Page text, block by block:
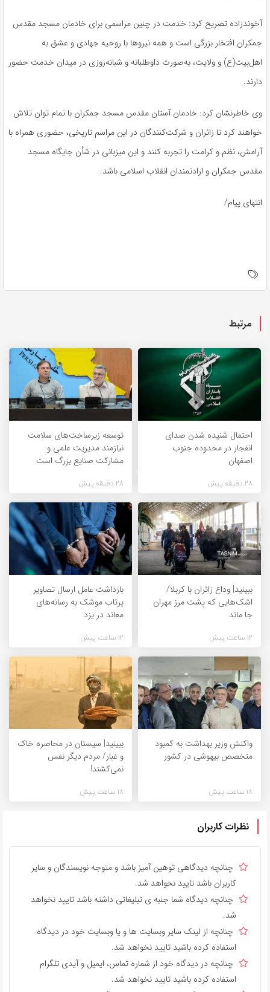
آخوندزاده تصریح کرد: خدمت در چنین مراسمی برای خادمان مسجد مقدس
جمکران افتخار بزرگی است و همه نیروها با روحیه جهادی و عشق به
اهل‌بیت(ع) و ولایت، به‌صورت داوطلبانه و شبانه‌روزی در میدان خدمت حضور
دارند.
وی خاطرنشان کرد: خادمان آستان مقدس مسجد جمکران با تمام توان تلاش
خواهند کرد تا زائران و شرکت‌کنندگان در این مراسم تاریخی، حضوری همراه با
آرامش، نظم و کرامت را تجربه کنند و این میزبانی در شأن جایگاه مسجد
مقدس جمکران و ارادتمندان انقلاب اسلامی باشد.
انتهای پیام/
مرتبط
احتمال شنیده شدن صدای
انفجار در محدوده جنوب
اصفهان
28 دقیقه پیش
توسعه زیرساخت‌های سلامت
نیازمند مدیریت علمی و
مشارکت صنایع بزرگ است
28 دقیقه پیش
ببینید| وداع زائران با کربلا/
اشک‌هایی که پشت مرز مهران
جا ماند
12 ساعت پیش
بازداشت عامل ارسال تصاویر
پرتاب موشک به رسانه‌های
معاند در یزد
12 ساعت پیش
واکنش وزیر بهداشت به کمبود
متخصص بیهوشی‌ در کشور
18 ساعت پیش
ببینید| سیستان در ‌محاصره خاک
و غبار/ مردم دیگر نفس
نمی‌کشند!
18 ساعت پیش
نظرات کاربران
چنانچه دیدگاهی توهین آمیز باشد و متوجه نویسندگان و سایر
کاربران باشد تایید نخواهد شد.
چنانچه دیدگاه شما جنبه ی تبلیغاتی داشته باشد تایید نخواهد
شد.
چنانچه از لینک سایر وبسایت ها و یا وبسایت خود در دیدگاه
استفاده کرده باشید تایید نخواهد شد.
چنانچه در دیدگاه خود از شماره تماس، ایمیل و آیدی تلگرام
استفاده کرده باشید تایید نخواهد شد.